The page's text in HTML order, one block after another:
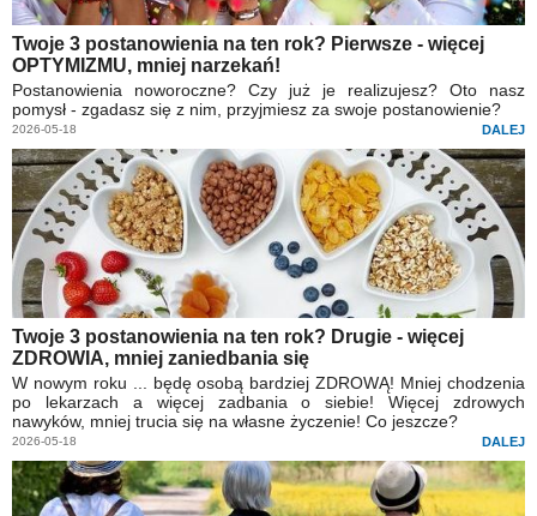
Twoje 3 postanowienia na ten rok? Pierwsze - więcej
OPTYMIZMU, mniej narzekań!
Postanowienia noworoczne? Czy już je realizujesz? Oto nasz
pomysł - zgadasz się z nim, przyjmiesz za swoje postanowienie?
2026-05-18 DALEJ
Twoje 3 postanowienia na ten rok? Drugie - więcej
ZDROWIA, mniej zaniedbania się
W nowym roku ... będę osobą bardziej ZDROWĄ! Mniej chodzenia
po lekarzach a więcej zadbania o siebie! Więcej zdrowych
nawyków, mniej trucia się na własne życzenie! Co jeszcze?
2026-05-18 DALEJ